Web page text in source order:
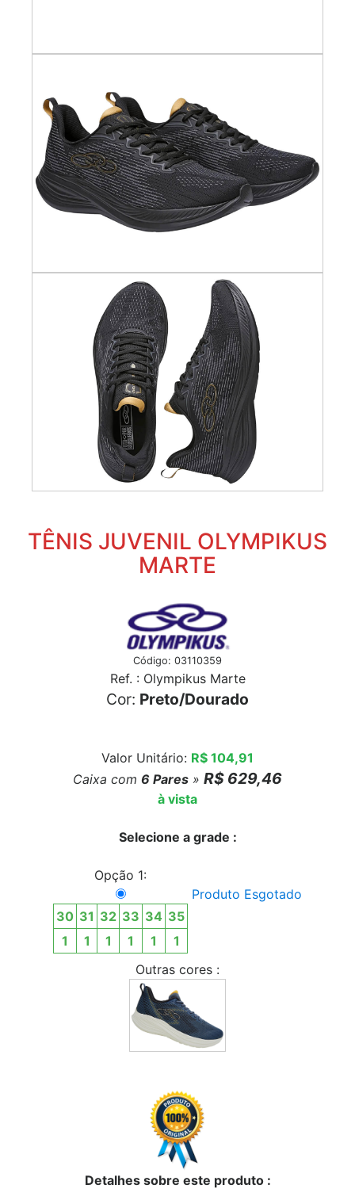
TÊNIS JUVENIL OLYMPIKUS
MARTE
Código: 03110359
Ref. : Olympikus Marte
Cor: Preto/Dourado
Valor Unitário: R$ 104,91
Caixa com 6 Pares » R$ 629,46
à vista
Selecione a grade :
Opção 1:
30 31 32 33 34 35
1
1 1 1 1 1
Produto Esgotado
Outras cores :
Detalhes sobre este produto :